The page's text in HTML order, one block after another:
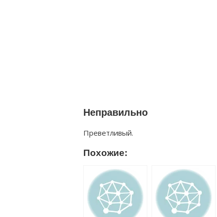
Неправильно
Преветливый.
Похожие: